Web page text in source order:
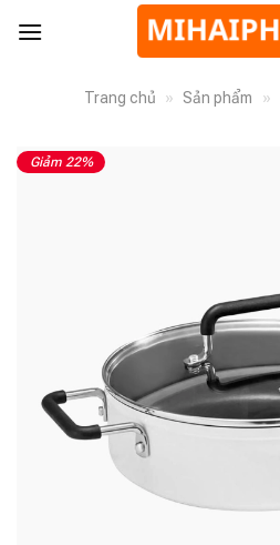
Trang chủ » Sản phẩm »
Giảm 22%